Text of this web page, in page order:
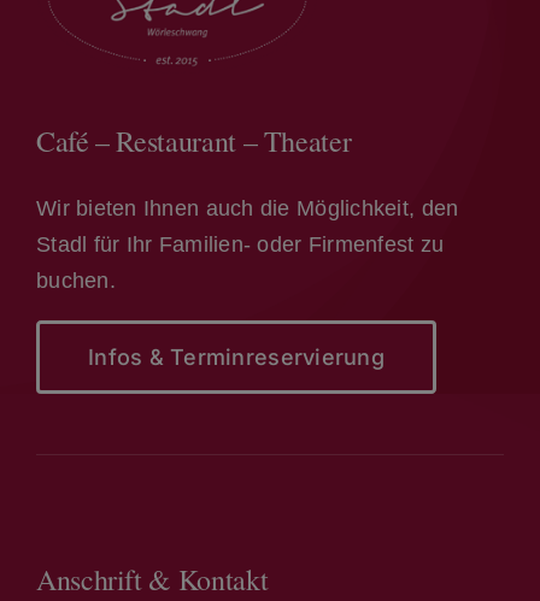
Café – Restaurant – Theater
Wir bieten Ihnen auch die Möglichkeit, den
Stadl für Ihr Familien- oder Firmenfest zu
buchen.
Infos & Terminreservierung
Anschrift & Kontakt